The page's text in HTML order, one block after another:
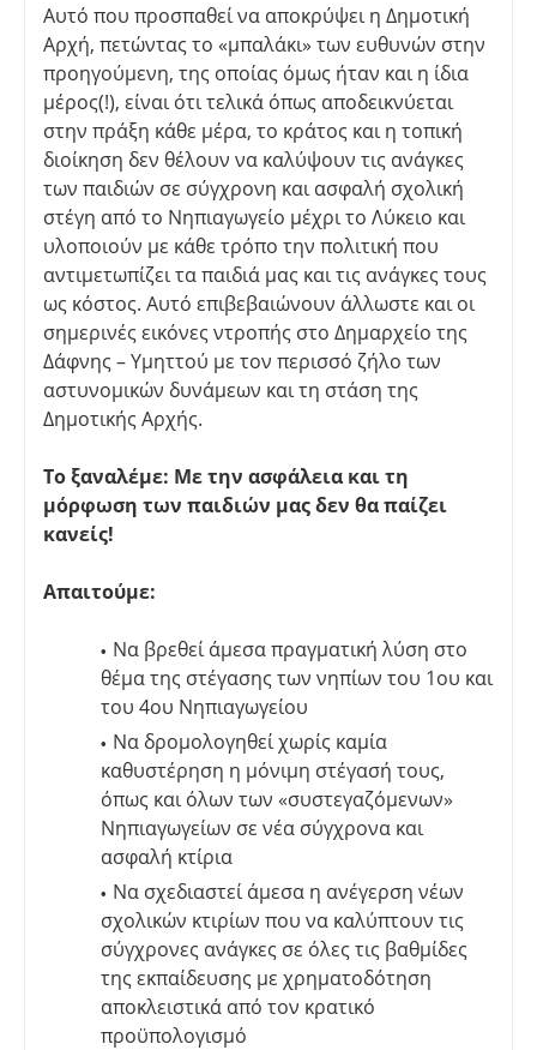
Αυτό που προσπαθεί να αποκρύψει η Δημοτική
Αρχή, πετώντας το «μπαλάκι» των ευθυνών στην
προηγούμενη, της οποίας όμως ήταν και η ίδια
μέρος(!), είναι ότι τελικά όπως αποδεικνύεται
στην πράξη κάθε μέρα, το κράτος και η τοπική
διοίκηση δεν θέλουν να καλύψουν τις ανάγκες
των παιδιών σε σύγχρονη και ασφαλή σχολική
στέγη από το Νηπιαγωγείο μέχρι το Λύκειο και
υλοποιούν με κάθε τρόπο την πολιτική που
αντιμετωπίζει τα παιδιά μας και τις ανάγκες τους
ως κόστος. Αυτό επιβεβαιώνουν άλλωστε και οι
σημερινές εικόνες ντροπής στο Δημαρχείο της
Δάφνης – Υμηττού με τον περισσό ζήλο των
αστυνομικών δυνάμεων και τη στάση της
Δημοτικής Αρχής.
Το ξαναλέμε: Με την ασφάλεια και τη
μόρφωση των παιδιών μας δεν θα παίζει
κανείς!
Απαιτούμε:
Να βρεθεί άμεσα πραγματική λύση στο
θέμα της στέγασης των νηπίων του 1ου και
του 4ου Νηπιαγωγείου
Να δρομολογηθεί χωρίς καμία
καθυστέρηση η μόνιμη στέγασή τους,
όπως και όλων των «συστεγαζόμενων»
Νηπιαγωγείων σε νέα σύγχρονα και
ασφαλή κτίρια
Να σχεδιαστεί άμεσα η ανέγερση νέων
σχολικών κτιρίων που να καλύπτουν τις
σύγχρονες ανάγκες σε όλες τις βαθμίδες
της εκπαίδευσης με χρηματοδότηση
αποκλειστικά από τον κρατικό
προϋπολογισμό